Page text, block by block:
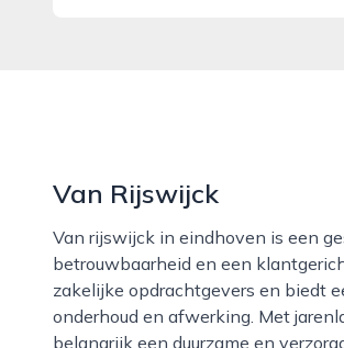
Van Rijswijck
Van rijswijck in eindhoven is een gespecialiseerd schildersbedrijf dat bekendstaat om vakmanschap,
betrouwbaarheid en een
zakelijke opdrachtgevers en biedt
onderhoud en afwerking. Met
belangrijk een duurzame en